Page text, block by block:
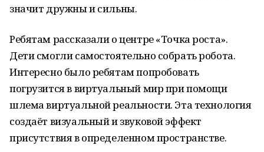
значит дружны и сильны.
Ребятам рассказали о центре «Точка роста».
Дети смогли самостоятельно собрать робота.
Интересно было ребятам попробовать
погрузится в виртуальный мир при помощи
шлема виртуальной реальности. Эта технология
создаёт визуальный и звуковой эффект
присутствия в определенном пространстве.